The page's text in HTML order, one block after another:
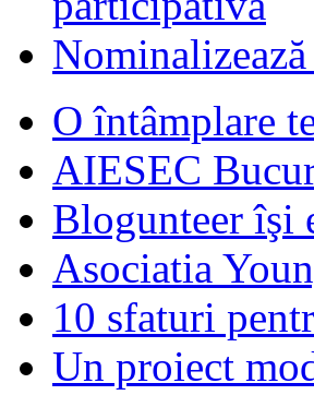
O întâmplare
AIESEC
Blogunteer îşi
Asociatia
10 sfaturi
Un proiect